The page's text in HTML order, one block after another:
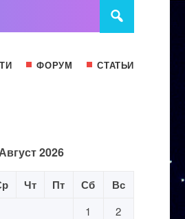
ФОРУМ СТАТЬИ
2026
Чт Пт Сб Вс
1
2